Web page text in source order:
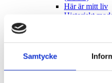
Här är mitt liv
Historiskt
Anlita oss
Arkeologi
Byggnadsvård och
Konservering
Skolprogram
Samtycke